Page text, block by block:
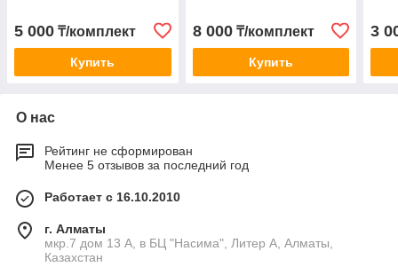
5 000 ₸/комплект
Купить
8 000₸/комплект
Купить
3
О нас
Рейтинг не сформирован
Менее 5 отзывов за последний год
Работает с 16.10.2010
г. Алматы
мкр.7 дом 13 А, в БЦ "Насима", Литер А, Алматы,
Казахстан